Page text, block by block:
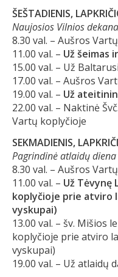
ŠEŠTADIENIS,
Naujosios Vilnios
8.30 val. – Aušros
11.00 val. – Už šeimas
15.00 val. – Už
17.00 val. – Aušros
19.00 val. – Už
22.00 val. – Naktinė
Vartų koplyčioje
SEKMADIENIS,
Pagrindinė atlaidų diena
8.30 val. – Aušros
11.00 val. – Už Tėvynę
koplyčioje prie atviro
vyskupai)
13.00 val. – šv. Mišios
koplyčioje prie atviro
vyskupai)
19.00 val. – Už atlaidų